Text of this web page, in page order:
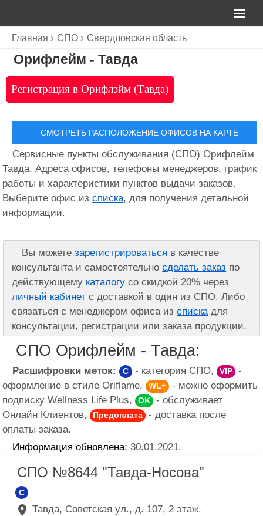
Главная СПО Свердловская область
Орифлейм - Тавда
Регистрация в Орифлэйм (Тавда)
СМОТРЕТЬ РАСПОЛОЖЕНИЕ ОФИСОВ НА КАРТЕ
Сервисные пункты обслуживания (СПО) Орифлейм
Тавда. Адреса офисов, телефоны менеджеров, график
работы и характеристики пунктов выдачи заказов.
Выберите офис изсписка, для получения детальной
информации.
Вы можетезарегистрироваться в качестве
консультанта и самостоятельносделать заказ по
действующему каталогу со скидкой 20% через
личный кабинет с доставкой в один из СПО. Либо
связаться с менеджером офиса изспискадля
консультации, регистрации или заказа продукции.
СПО Орифлейм - Тавда:
Расшифровки меток: C - категория СПО, VIP
-
оформление в стиле Oriflame, WL+
- можно оформить
подписку Wellness Life Plus, OK
- обслуживает
Онлайн Клиентов, Предоплата
- доставка после
оплаты заказа.
Информация обновлена: 30.01.2021.
СПО №8644 "Тавда-Носова"
C
Тавда, Советская ул., д. 107, 2 этаж.